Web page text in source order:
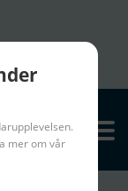
mer om vår